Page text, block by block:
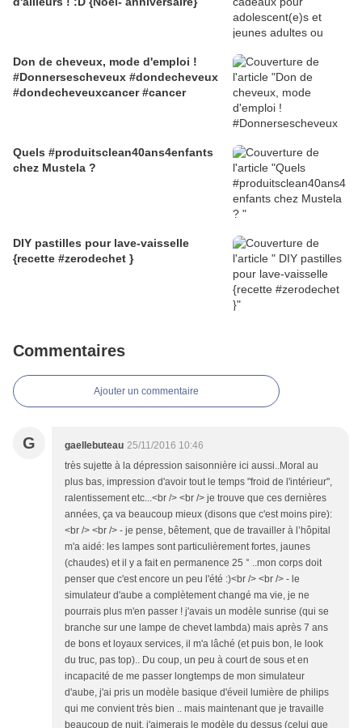
Don de cheveux, mode d'emploi !
#Donnersescheveux #dondecheveux
#dondecheveuxcancer #cancer
Quels #produitsclean40ans4enfants
chez Mustela ?
DIY pastilles pour lave-vaisselle
{recette #zerodechet }
Commentaires
Ajouter un commentaire
G gaellebuteau 25/11/2016 10:46
très sujette à la dépression saisonnière ici aussi..Moral au
plus bas, impression d'avoir tout le temps "froid de l'intérieur",
ralentissement etc...<br /> <br /> je trouve que ces dernières
années, ça va beaucoup mieux (disons que c'est moins pire):
<br /> <br /> - je pense, bêtement, que de travailler à l’hôpital
m'a aidé: les lampes sont particulièrement fortes, jaunes
(chaudes) et il y a fait en permanence 25 ° ..mon corps doit
penser que c'est encore un peu l'été :)<br /> <br /> - le
simulateur d'aube a complètement changé ma vie, je ne
pourrais plus m'en passer ! j'avais un modèle sunrise (qui se
branche sur une lampe de chevet lambda) mais après 7 ans
de bons et loyaux services, il m'a lâché (et puis bon, le look
du truc, pas top).. Du coup, un peu à court de sous et en
incapacité de me passer longtemps de mon simulateur
d'aube, j'ai pris un modèle basique d'éveil lumière de philips
qui me convient très bien .. mais maintenant que je travaille
beaucoup de nuit, j'aimerais le modèle du dessus (celui que